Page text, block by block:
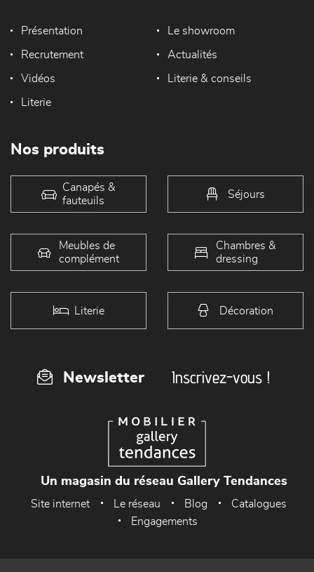
Présentation Le showroom
Recrutement Actualités
Vidéos Literie & conseils
Literie
Nos produits
Canapés &
fauteuils
Séjours
Meubles de
complément
Chambres &
dressing
Literie Décoration
Newsletter Inscrivez-vous !
Un magasin du réseau Gallery Tendances
Site internet Le réseau Blog
Catalogues
Engagements